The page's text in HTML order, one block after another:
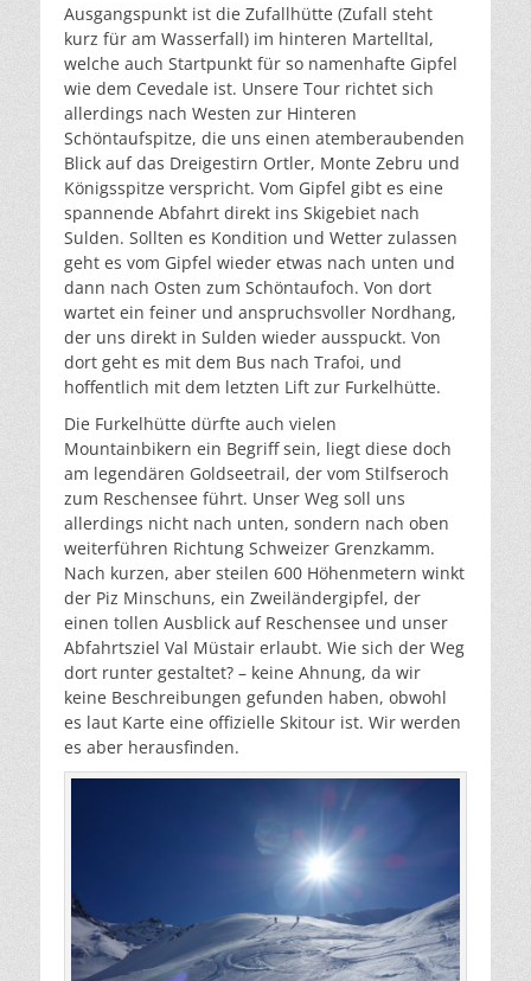
Ausgangspunkt ist die Zufallhütte (Zufall steht
kurz für am Wasserfall) im hinteren Martelltal,
welche auch Startpunkt für so namenhafte Gipfel
wie dem Cevedale ist. Unsere Tour richtet sich
allerdings nach Westen zur Hinteren
Schöntaufspitze, die uns einen atemberaubenden
Blick auf das Dreigestirn Ortler, Monte Zebru und
Königsspitze verspricht. Vom Gipfel gibt es eine
spannende Abfahrt direkt ins Skigebiet nach
Sulden. Sollten es Kondition und Wetter zulassen
geht es vom Gipfel wieder etwas nach unten und
dann nach Osten zum Schöntaufoch. Von dort
wartet ein feiner und anspruchsvoller Nordhang,
der uns direkt in Sulden wieder ausspuckt. Von
dort geht es mit dem Bus nach Trafoi, und
hoffentlich mit dem letzten Lift zur Furkelhütte.
Die Furkelhütte dürfte auch vielen
Mountainbikern ein Begriff sein, liegt diese doch
am legendären Goldseetrail, der vom Stilfseroch
zum Reschensee führt. Unser Weg soll uns
allerdings nicht nach unten, sondern nach oben
weiterführen Richtung Schweizer Grenzkamm.
Nach kurzen, aber steilen 600 Höhenmetern winkt
der Piz Minschuns, ein Zweiländergipfel, der
einen tollen Ausblick auf Reschensee und unser
Abfahrtsziel Val Müstair erlaubt. Wie sich der Weg
dort runter gestaltet? – keine Ahnung, da wir
keine Beschreibungen gefunden haben, obwohl
es laut Karte eine offizielle Skitour ist. Wir werden
es aber herausfinden.